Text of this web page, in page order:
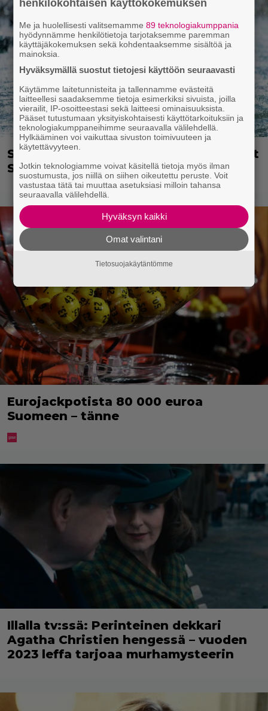
Scream- ja One Piece -tähdet liittyivät
Sam Raimin alligaattorielokuvaan
Eurojackpotista 80 000 euroa
Suomeen – tänne
Illalla tv:ssä: Perinteinen dekkari
Agatha Christien hengessä – vuoden
2023 leffa tarjoaa murhamysteerin
henkilökohtaisen käyttökokemuksen
Me ja huolellisesti valitsemamme89 teknologiakumppania
hyödynnämme henkilötietoja tarjotaksemme paremman
käyttäjäkokemuksen sekä kohdentaaksemme sisältöä ja
mainoksia.
Hyväksymällä suostut tietojesi käyttöön seuraavasti
Käytämme laitetunnisteita ja tallennamme evästeitä
laitteellesi saadaksemme tietoja esimerkiksi sivuista, joilla
vierailit, IP-osoitteestasi sekä laitteesi ominaisuuksista.
Pääset tutustumaan yksityiskohtaisesti käyttötarkoituksiin ja
teknologiakumppaneihimme seuraavalla välilehdellä.
Hylkääminen voi vaikuttaa sivuston toimivuuteen ja
käytettävyyteen.
Jotkin teknologiamme voivat käsitellä tietoja myös ilman
suostumusta, jos niillä on siihen oikeutettu peruste. Voit
vastustaa tätä tai muuttaa asetuksiasi milloin tahansa
seuraavalla välilehdellä.
Hyväksyn kaikki
Omat valintani
Tietosuojakäytäntömme